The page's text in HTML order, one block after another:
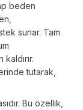
beden
sunar. Tam
tutarak,
Bu özellik,